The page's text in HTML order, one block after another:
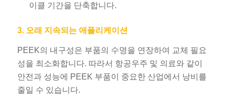
이클 기간을 단축합니다.
3. 오래 지속되는 애플리케이션
PEEK의 내구성은 부품의 수명을 연장하여 교체 필요
성을 최소화합니다. 따라서 항공우주 및 의료와 같이
안전과 성능에 PEEK 부품이 중요한 산업에서 낭비를
줄일 수 있습니다.